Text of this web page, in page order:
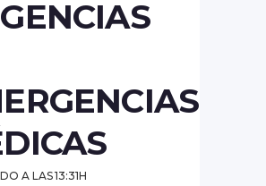
A LAS 13:31H